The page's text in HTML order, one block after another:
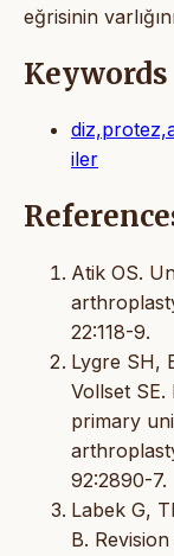
eğrisinin
Keywords
iler
Atik OS.
22:118-9.
Lygre SH,
Vollset
primary
92:2890-7.
Labek G,
B.